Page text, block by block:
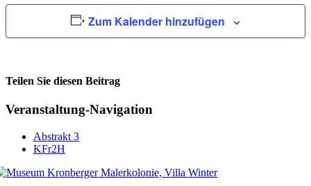
Zum Kalender hinzufügen
Teilen Sie diesen Beitrag
Facebook
Veranstaltung-Navigation
Abstrakt 3
KFr2H